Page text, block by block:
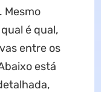
Mesmo
é qual,
entre os
está